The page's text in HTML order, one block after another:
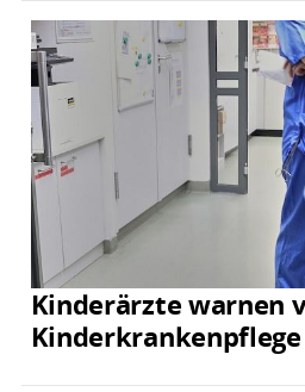
Kinderärzte warnen
Kinderkrankenpflege